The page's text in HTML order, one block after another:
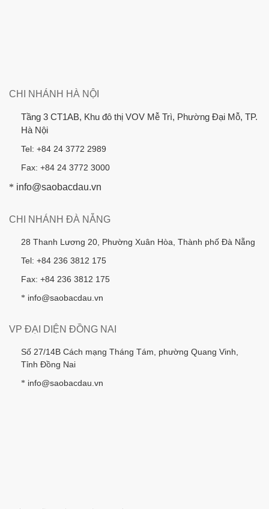
CHI NHÁNH HÀ NỘI
Tầng 3 CT1AB, Khu đô thị VOV Mễ Trì, Phường Đại Mỗ, TP.
Hà Nội
Tel: +84 24 3772 2989
Fax: +84 24 3772 3000
* info@saobacdau.vn
CHI NHÁNH ĐÀ NẴNG
28 Thanh Lương 20, Phường Xuân Hòa, Thành phố Đà Nẵng
Tel: +84 236 3812 175
Fax: +84 236 3812 175
* info@saobacdau.vn
VP ĐẠI DIỆN ĐỒNG NAI
Số 27/14B Cách mạng Tháng Tám, phường Quang Vinh,
Tỉnh Đồng Nai
* info@saobacdau.vn